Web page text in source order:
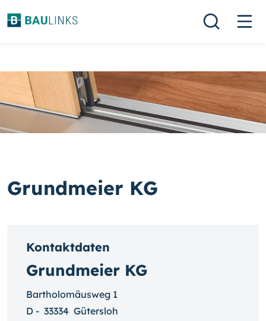
Grundmeier KG
Kontaktdaten
Grundmeier KG
Bartholomäusweg 1
D - 33334 Gütersloh